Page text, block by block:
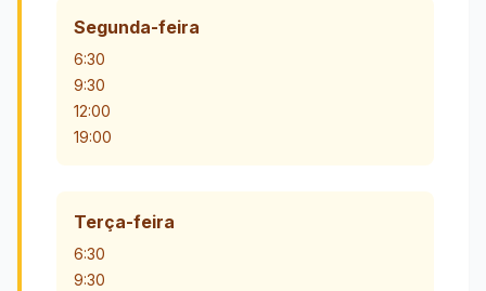
Segunda-feira
6:30
9:30
12:00
19:00
Terça-feira
6:30
9:30